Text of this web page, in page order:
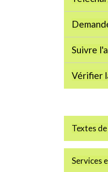
Suivre
Vérifier
Textes
Services